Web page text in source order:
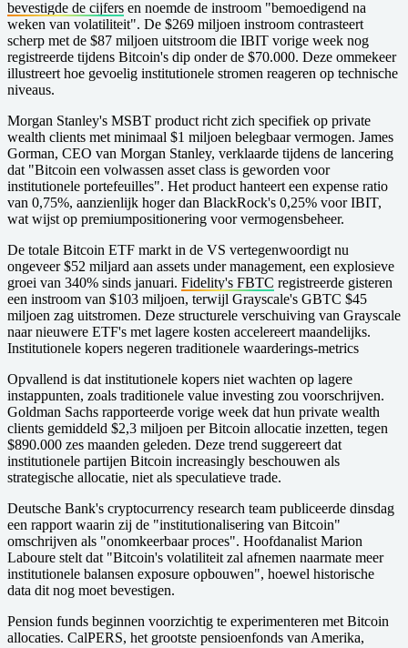
bevestigde de cijfers en noemde de instroom "bemoedigend na
weken van volatiliteit". De $269 miljoen instroom contrasteert
scherp met de $87 miljoen uitstroom die IBIT vorige week nog
registreerde tijdens Bitcoin's dip onder de $70.000. Deze ommekeer
illustreert hoe gevoelig institutionele stromen reageren op technische
niveaus.
Morgan Stanley's MSBT product richt zich specifiek op private
wealth clients met minimaal $1 miljoen belegbaar vermogen. James
Gorman, CEO van Morgan Stanley, verklaarde tijdens de lancering
dat "Bitcoin een volwassen asset class is geworden voor
institutionele portefeuilles". Het product hanteert een expense ratio
van 0,75%, aanzienlijk hoger dan BlackRock's 0,25% voor IBIT,
wat wijst op premiumpositionering voor vermogensbeheer.
De totale Bitcoin ETF markt in de VS vertegenwoordigt nu
ongeveer $52 miljard aan assets under management, een explosieve
groei van 340% sinds januari. Fidelity's FBTC registreerde gisteren
een instroom van $103 miljoen, terwijl Grayscale's GBTC $45
miljoen zag uitstromen. Deze structurele verschuiving van Grayscale
naar nieuwere ETF's met lagere kosten accelereert maandelijks.
Institutionele kopers negeren traditionele waarderings-metrics
Opvallend is dat institutionele kopers niet wachten op lagere
instappunten, zoals traditionele value investing zou voorschrijven.
Goldman Sachs rapporteerde vorige week dat hun private wealth
clients gemiddeld $2,3 miljoen per Bitcoin allocatie inzetten, tegen
$890.000 zes maanden geleden. Deze trend suggereert dat
institutionele partijen Bitcoin increasingly beschouwen als
strategische allocatie, niet als speculatieve trade.
Deutsche Bank's cryptocurrency research team publiceerde dinsdag
een rapport waarin zij de "institutionalisering van Bitcoin"
omschrijven als "onomkeerbaar proces". Hoofdanalist Marion
Laboure stelt dat "Bitcoin's volatiliteit zal afnemen naarmate meer
institutionele balansen exposure opbouwen", hoewel historische
data dit nog moet bevestigen.
Pension funds beginnen voorzichtig te experimenteren met Bitcoin
allocaties. CalPERS, het grootste pensioenfonds van Amerika,